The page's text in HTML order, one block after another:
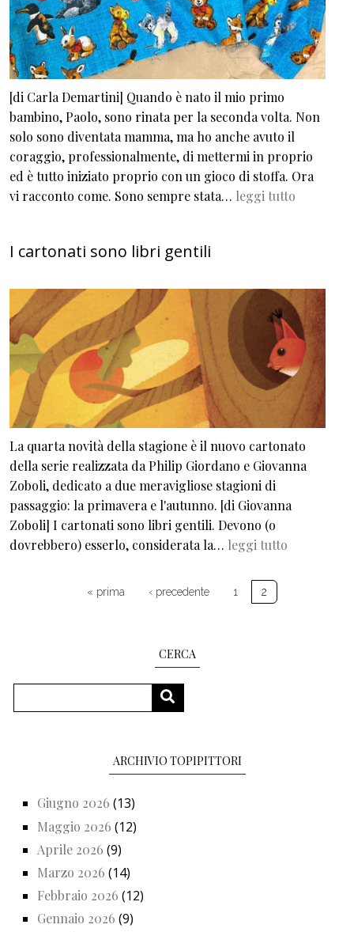
[di Carla Demartini] Quando è nato il mio primo
bambino, Paolo, sono rinata per la seconda volta. Non
solo sono diventata mamma, ma ho anche avuto il
coraggio, professionalmente, di mettermi in proprio
ed è tutto iniziato proprio con un gioco di stoffa. Ora
vi racconto come. Sono sempre stata… leggi tutto
I cartonati sono libri gentili
La quarta novità della stagione è il nuovo cartonato
della serie realizzata da Philip Giordano e Giovanna
Zoboli, dedicato a due meravigliose stagioni di
passaggio: la primavera e l'autunno. [di Giovanna
Zoboli] I cartonati sono libri gentili. Devono (o
dovrebbero) esserlo, considerata la… leggi tutto
« prima Prima pagina
‹ precedentePagina precedente
1 2
CERCA
CERCA
ARCHIVIO TOPIPITTORI
Giugno 2026 (13)
Maggio 2026 (12)
Aprile 2026 (9)
Marzo 2026 (14)
Febbraio 2026 (12)
Gennaio 2026 (9)